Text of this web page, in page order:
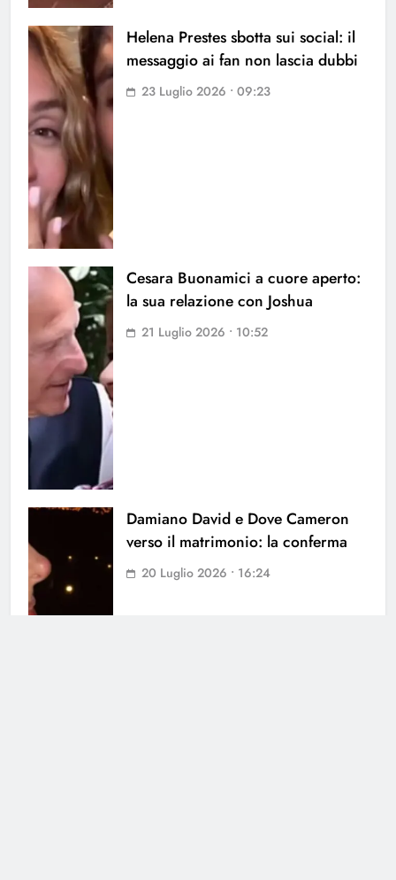
Helena Prestes sbotta sui social: il
messaggio ai fan non lascia dubbi
23 Luglio 2026 • 09:23
Cesara Buonamici a cuore aperto:
la sua relazione con Joshua
21 Luglio 2026 • 10:52
Damiano David e Dove Cameron
verso il matrimonio: la conferma
20 Luglio 2026 • 16:24